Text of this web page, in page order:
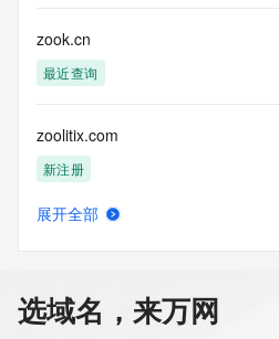
zook.cn
最近查询
zoolitix.com
新注册
zoomai.lol
展开全部
选域名，来万网